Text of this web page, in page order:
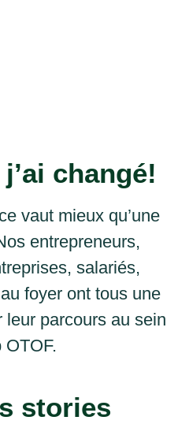
changé!
vaut mieux qu’une
entrepreneurs,
salariés,
foyer ont tous une
leur parcours au sein
OTOF.
stories